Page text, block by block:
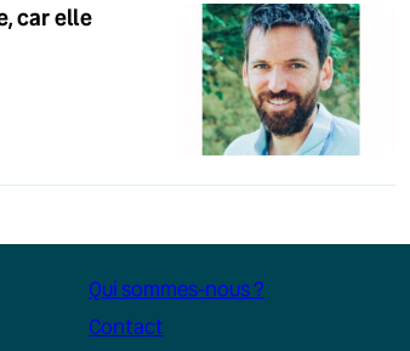
car elle
Qui sommes-nous ?
Contact